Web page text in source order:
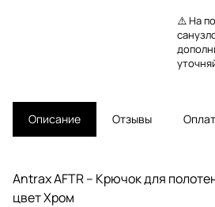
⚠️ На
Описание Отзывы
Antrax AFTR – Крючок для
цвет Хром